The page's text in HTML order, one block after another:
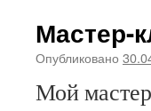
Мастер-
Опубликовано
Мой